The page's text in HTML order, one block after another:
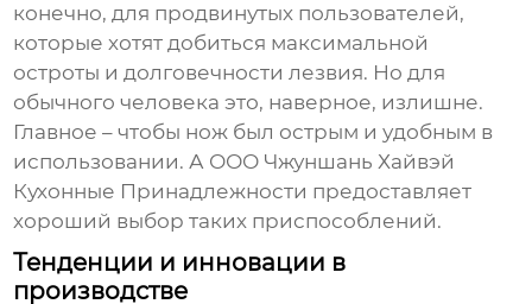
конечно, для продвинутых пользователей,
которые хотят добиться максимальной
остроты и долговечности лезвия. Но для
обычного человека это, наверное, излишне.
Главное – чтобы нож был острым и удобным в
использовании. А ООО Чжуншань Хайвэй
Кухонные Принадлежности предоставляет
хороший выбор таких приспособлений.
Тенденции и инновации в
производстве